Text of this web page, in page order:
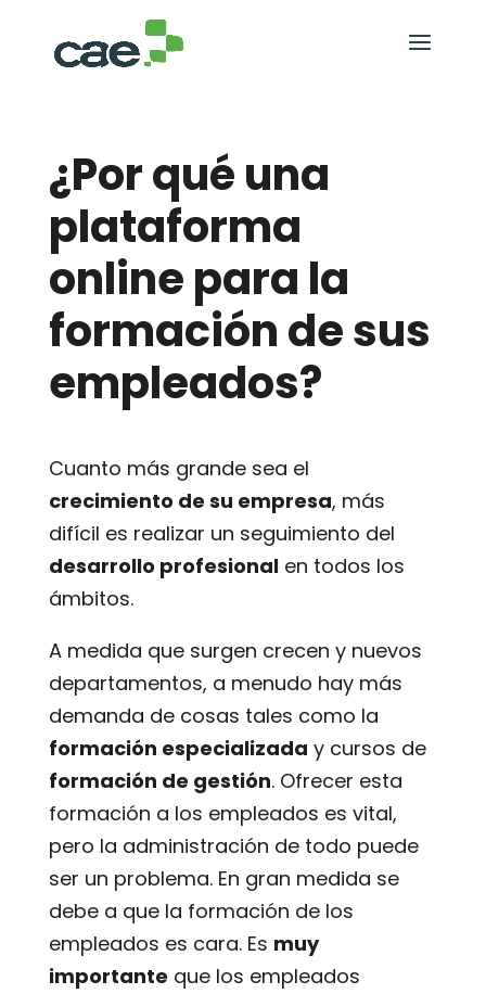
¿Por qué una
plataforma
online para la
formación de sus
empleados?
Cuanto más grande sea el
crecimiento de su empresa, más
difícil es realizar un seguimiento del
desarrollo profesionalen todos los
ámbitos.
A medida que surgen crecen y nuevos
departamentos, a menudo hay más
demanda de cosas tales como la
formación especializada y cursos de
formación de gestión. Ofrecer esta
formación a los empleados es vital,
pero la administración de todo puede
ser un problema. En gran medida se
debe a que la formación de los
empleados es cara. Es muy
importante que los empleados